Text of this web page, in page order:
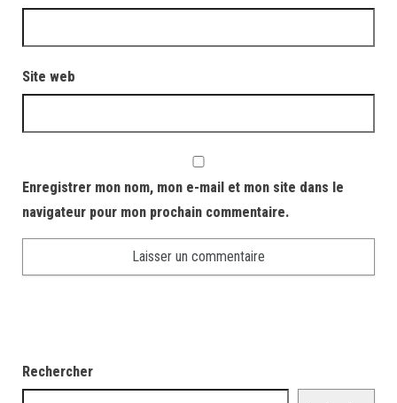
Site web
Enregistrer mon nom, mon e-mail et mon site dans le
navigateur pour mon prochain commentaire.
Rechercher